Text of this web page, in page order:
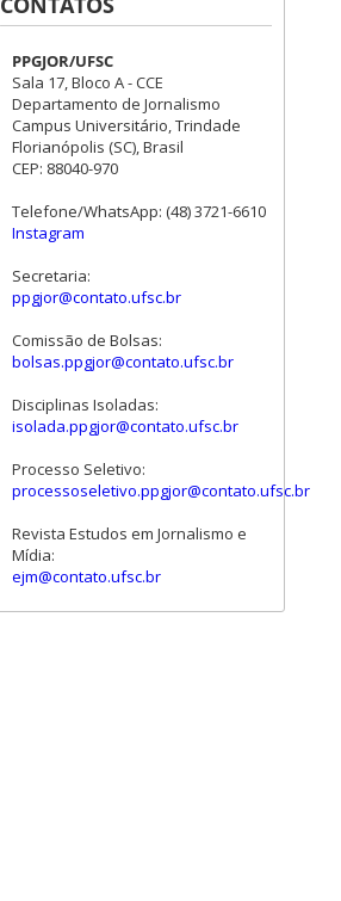
PPGJOR/UFSC
Sala 17, Bloco A - CCE
Departamento de Jornalismo
Campus Universitário, Trindade
Florianópolis (SC), Brasil
CEP: 88040-970
Telefone/WhatsApp: (48) 3721-6610
Instagram
Secretaria:
ppgjor@contato.ufsc.br
Comissão de Bolsas:
bolsas.ppgjor@contato.ufsc.br
Disciplinas Isoladas:
isolada.ppgjor@contato.ufsc.br
Processo Seletivo:
processoseletivo.ppgjor@contato.ufsc.br
Revista Estudos em Jornalismo e
Mídia:
ejm@contato.ufsc.br